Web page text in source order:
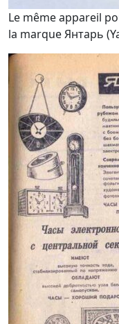
Le même appareil
la marque Янтарь